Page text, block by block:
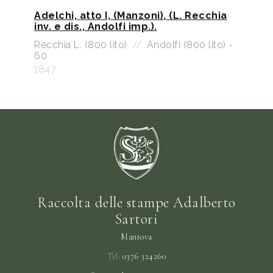
Adelchi, atto I, (Manzoni), (L. Recchia
inv. e dis., Andolfi imp.).
Recchia L. (800 lito) // Andolfi (800 lito) -
60
1847
Raccolta delle stampe Adalberto
Sartori
Mantova
Tel: 0376 324260